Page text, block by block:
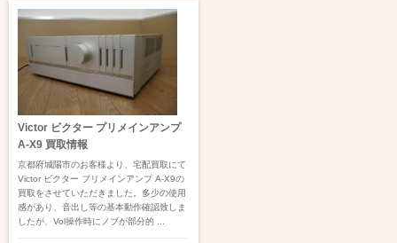
Victor ビクター プリメインアンプ
A-X9 買取情報
京都府城陽市のお客様より、宅配買取にて
Victor ビクター プリメインアンプ A-X9の
買取をさせていただきました。多少の使用
感があり、音出し等の基本動作確認致しま
したが、Vol操作時にノブが部分的 ...